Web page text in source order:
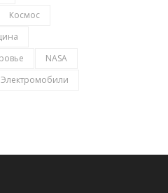
Космос
NASA
Электромобили